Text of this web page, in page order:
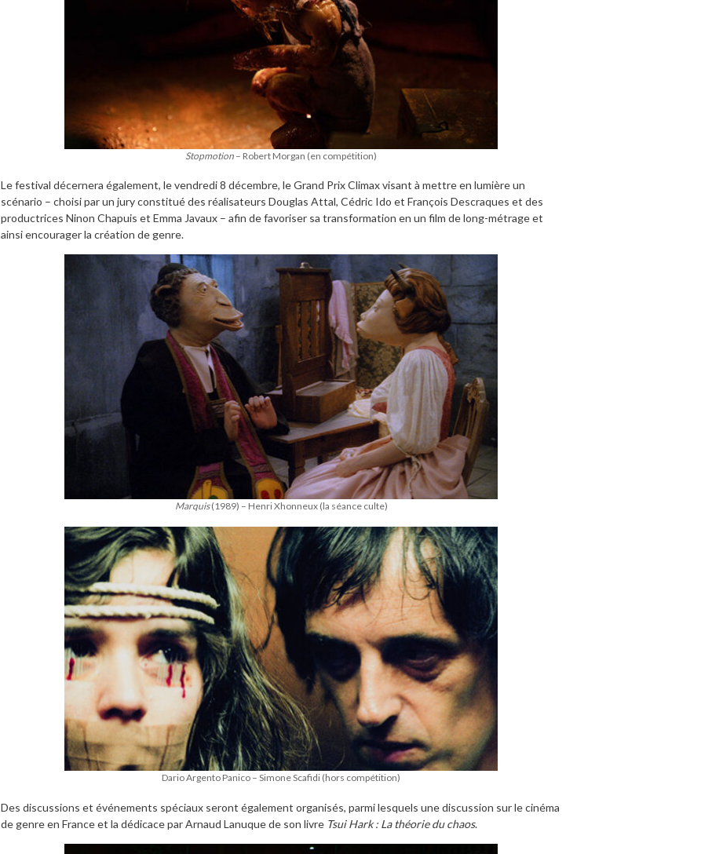
Stopmotion – Robert Morgan (en compétition)
Le festival décernera également, le vendredi 8 décembre, le Grand Prix Climax visant à mettre en lumière un
scénario – choisi par un jury constitué des réalisateurs Douglas Attal, Cédric Ido et François Descraques et des
productrices Ninon Chapuis et Emma Javaux – afin de favoriser sa transformation en un film de long-métrage et
ainsi encourager la création de genre.
Marquis(1989) – Henri Xhonneux (la séance culte)
Dario Argento Panico – Simone Scafidi (hors compétition)
Des discussions et événements spéciaux seront également organisés, parmi lesquels une discussion sur le cinéma
de genre en France et la dédicace par Arnaud Lanuque de son livre Tsui Hark : La théorie du chaos.